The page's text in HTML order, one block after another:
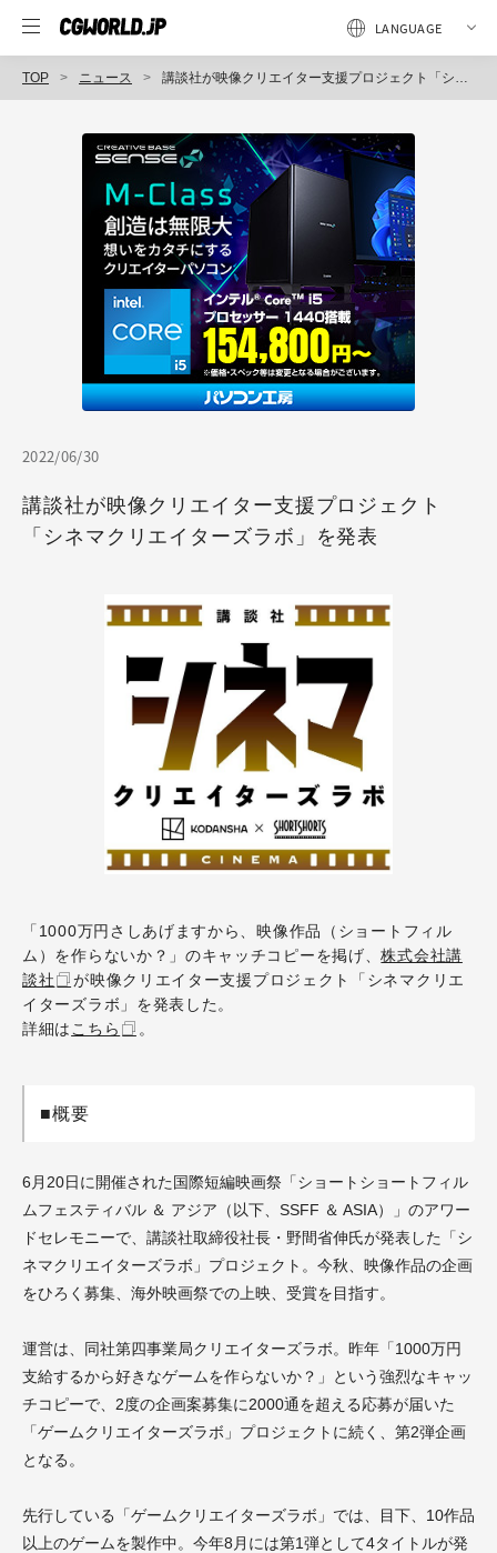
TOP ニュース 講談社が映像クリエイター支援プロジェクト「シネマクリエイターズラボ」を発表
2022/06/30
講談社が映像クリエイター支援プロジェクト
「シネマクリエイターズラボ」を発表
「1000万円さしあげますから、映像作品（ショートフィル
ム）を作らないか？」のキャッチコピーを掲げ、株式会社講
談社
が映像クリエイター支援プロジェクト「シネマクリエ
イターズラボ」を発表した。
詳細は こちら 。
■概要
6月20日に開催された国際短編映画祭「ショートショートフィル
ムフェスティバル ＆ アジア（以下、SSFF ＆ ASIA）」のアワー
ドセレモニーで、講談社取締役社長・野間省伸氏が発表した「シ
ネマクリエイターズラボ」プロジェクト。今秋、映像作品の企画
をひろく募集、海外映画祭での上映、受賞を目指す。
運営は、同社第四事業局クリエイターズラボ。昨年「1000万円
支給するから好きなゲームを作らないか？」という強烈なキャッ
チコピーで、2度の企画案募集に2000通を超える応募が届いた
「ゲームクリエイターズラボ」プロジェクトに続く、第2弾企画
となる。
先行している「ゲームクリエイターズラボ」では、目下、10作品
以上のゲームを製作中。今年8月には第1弾として4タイトルが発